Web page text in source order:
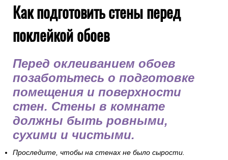
Как подготовить стены перед
поклейкой обоев
Перед оклеиванием обоев
позаботьтесь о подготовке
помещения и поверхности
стен. Стены в комнате
должны быть ровными,
сухими и чистыми.
Проследите, чтобы на стенах не было сырости.